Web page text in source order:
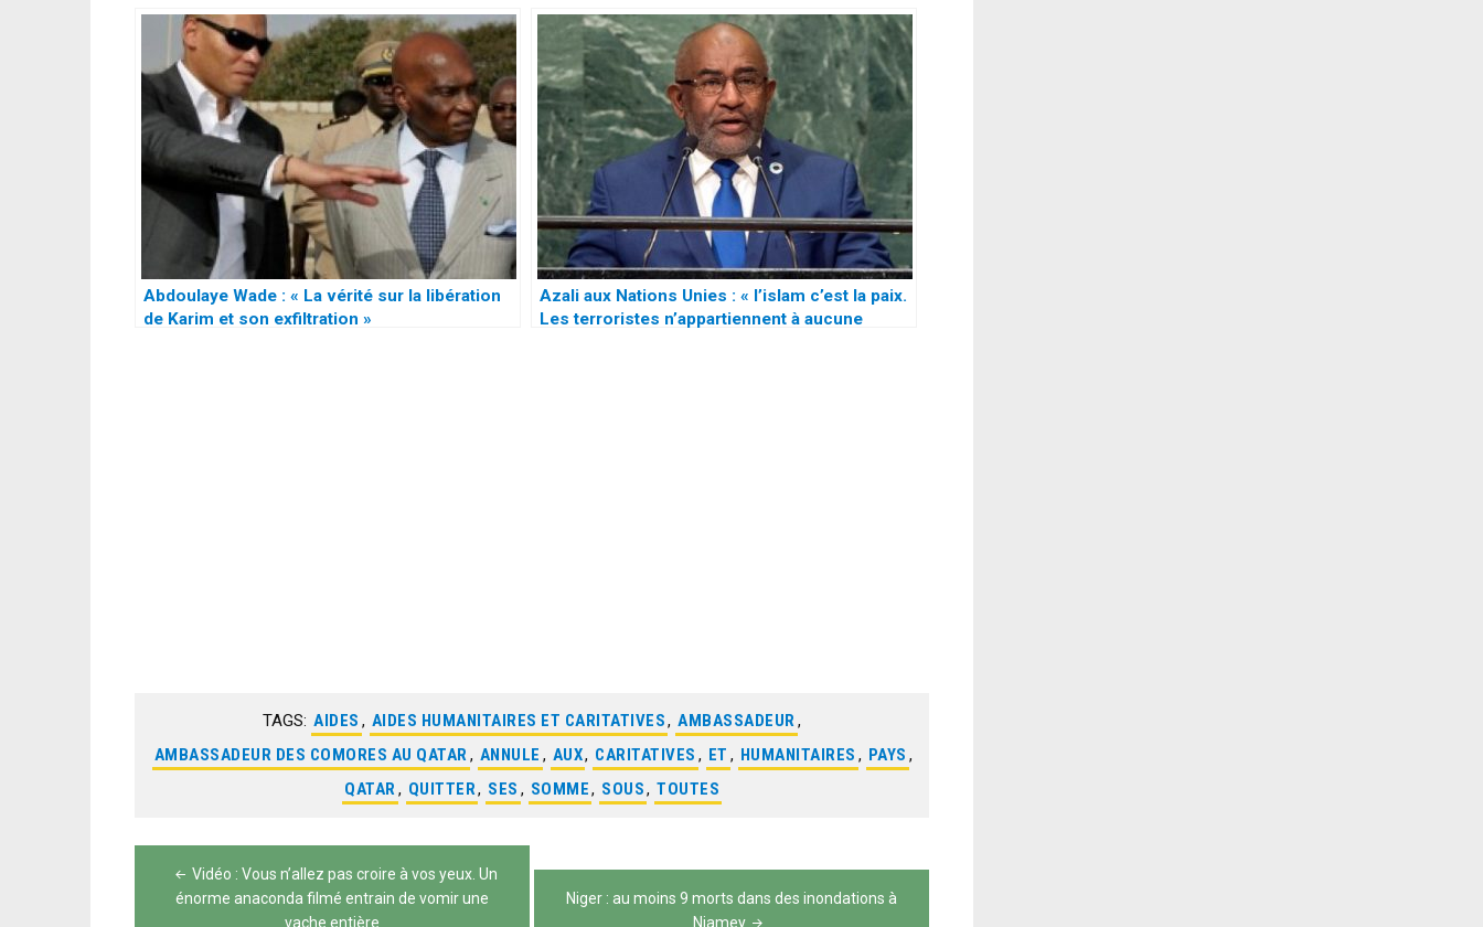
Hassane pour ses propos contre
l’ambassadeur de France et le président
Macron
bombardiers sont passés à l’action
Abdoulaye Wade : « La vérité sur la libération
de Karim et son exfiltration »
Azali aux Nations Unies : « l’islam c’est la paix.
Les terroristes n’appartiennent à aucune
TAGS: AIDES , AIDES HUMANITAIRES ET CARITATIVES, AMBASSADEUR,
AMBASSADEUR DES COMORES AU QATAR, ANNULE , AUX, CARITATIVES , ET , HUMANITAIRES , PAYS ,
QATAR, QUITTER, SES , SOMME, SOUS, TOUTES
Navigation
Vidéo : Vous n’allez pas croire à vos yeux. Un
énorme anaconda filmé entrain de vomir une
vache entière
Niger : au moins 9 morts dans des inondations à
Niamey